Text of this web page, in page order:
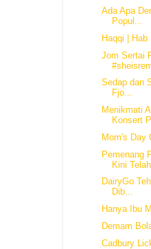
Ada Apa
Popul...
Haqqi |
Jom Sertai
Sedap dan
Fjo...
Menikmati
Konsert
Mom's Day
Pemenang
Kini Telah
DairyGo
Dib...
Hanya Ibu
Demam
Cadbury